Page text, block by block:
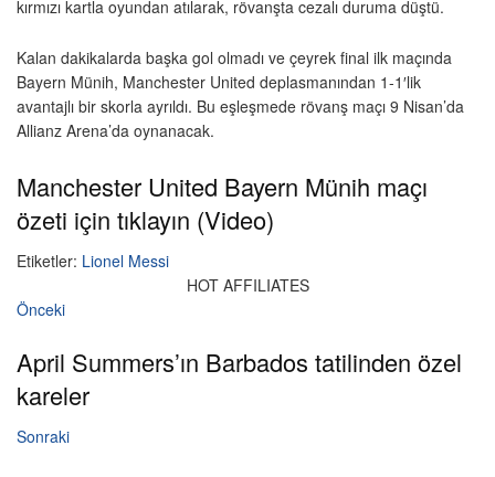
kırmızı kartla oyundan atılarak, rövanşta cezalı duruma düştü.
Kalan dakikalarda başka gol olmadı ve çeyrek final ilk maçında
Bayern Münih, Manchester United deplasmanından 1-1′lik
avantajlı bir skorla ayrıldı. Bu eşleşmede rövanş maçı 9 Nisan’da
Allianz Arena’da oynanacak.
Manchester United Bayern Münih maçı
özeti için tıklayın (Video)
Etiketler: Lionel Messi
HOT AFFILIATES
Önceki
April Summers’ın Barbados tatilinden özel
kareler
Sonraki